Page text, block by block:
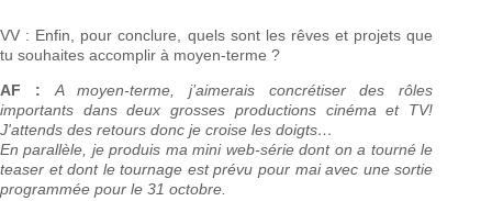
VV : Enfin, pour conclure, quels sont les rêves et projets que
tu souhaites accomplir à moyen-terme ?
AF :
A moyen-terme, j’aimerais concrétiser des rôles
importants dans deux grosses productions cinéma et TV!
J'attends des retours donc je croise les doigts…
En parallèle, je produis ma mini web-série dont on a tourné le
teaser et dont le tournage est prévu pour mai avec une sortie
programmée pour le 31 octobre.